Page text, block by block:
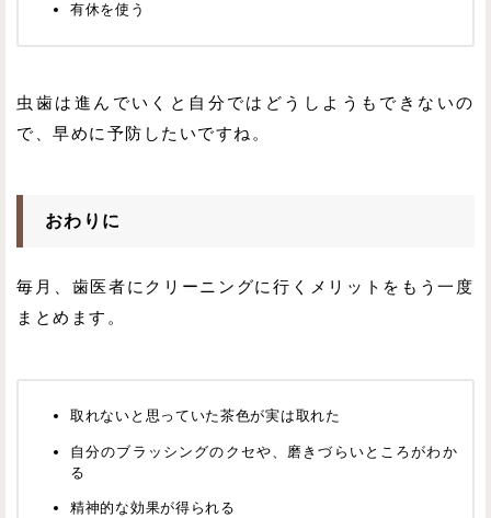
有休を使う
虫歯は進んでいくと自分ではどうしようもできないの
で、早めに予防したいですね。
おわりに
毎月、歯医者にクリーニングに行くメリットをもう一度
まとめます。
取れないと思っていた茶色が実は取れた
自分のブラッシングのクセや、磨きづらいところがわか
る
精神的な効果が得られる